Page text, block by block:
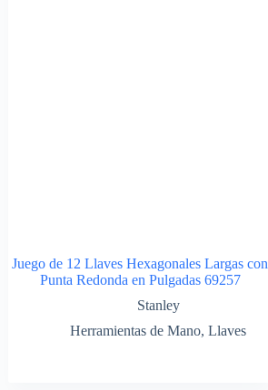
Juego de 12 Llaves Hexagonales Largas con
Punta Redonda en Pulgadas 69257
Stanley
Herramientas de Mano, Llaves